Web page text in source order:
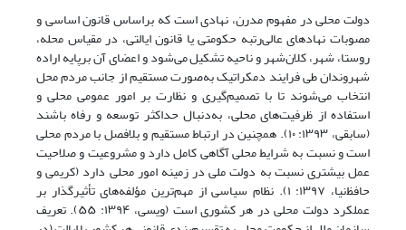
دولت محلی در مفهوم مدرن، نهادی است که براساس قانون اساسی و
مصوبات نهادهای عالی‌رتبه حکومتی یا قانون ایالتی، در مقیاس محله،
روستا، شهر، کلان‌شهر و ناحیه تشکیل‌ می‌شود و اعضای آن برپایه اراده
شهروندان طی فرایند دمکراتیک به‌صورت مستقیم از جانب مردم محل
انتخاب می‌شوند تا با تصمیم‌گیری و نظارت بر امور عمومی محلی و
استفاده از ظرفیت‌های محلی، به‌دنبال حداکثر توسعه و رفاه باشند
(سابقی، ۱۳۹۳: ۱۰). همچنین در ارتباط مستقیم و بلافصل با مردم محلی
است و نسبت به شرایط محلی آگاهی کامل دارد و مشروعیت و صلاحیت
عمل بیشتری نسبت به دولت ملی در زمینه امور محلی دارد (کریمی و
حافظ‌نیا، ۱۳۹۷: ۱). نظام سیاسی از مهم‌ترین مؤلفه‌های تأثیرگذار بر
عملکرد دولت محلی در هر کشوری است (ویسی، ۱۳۹۴: ۵۵). تعریف